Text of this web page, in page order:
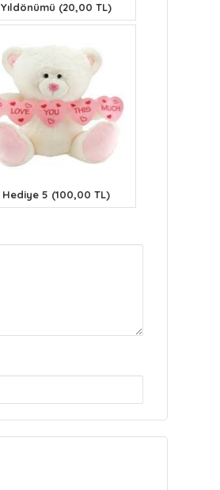
Yıldönümü (20,00 TL)
Hediye 5 (100,00 TL)